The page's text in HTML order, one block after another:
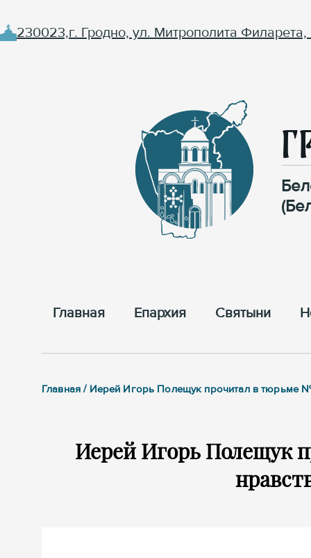
230023,г. Гродно, ул. Митрополита Филарета,
Главная Епархия Cвятыни
Главная / Иерей Игорь Полещук прочитал в тюрьме
Иерей Игорь Полещук